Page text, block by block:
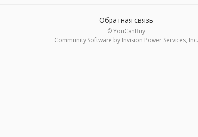
Обратная связь
© YouCanBuy
Community Software by Invision Power Services, Inc.